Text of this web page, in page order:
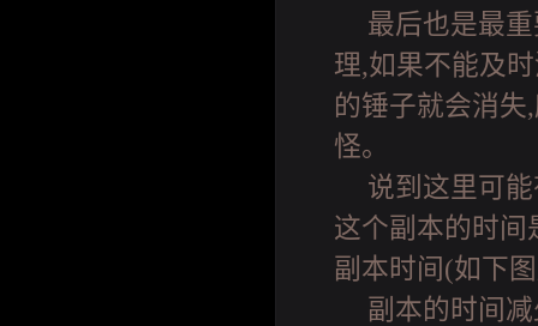
最后也是最
理,如果不能及
的锤子就会消
怪。
说到这里可
这个副本的时间
副本时间(如下
副本的时间